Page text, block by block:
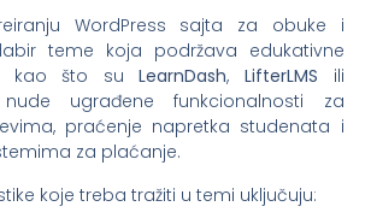
WordPress sajta za obuke i
teme koja podržava edukativne
kao što suLearnDash,LifterLMS ili
ugrađene funkcionalnosti za
praćenje napretka studenata i
za plaćanje.
koje treba tražiti u temi uključuju: